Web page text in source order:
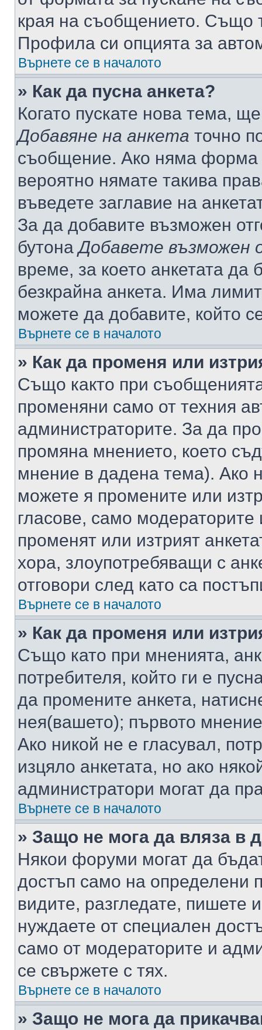
края на съобщението. Също
Профила си опцията за
Върнете се в началото
» Как да пусна анкета?
Когато пускате нова тема,
Добавяне на анкета точно
съобщение. Ако няма форма
вероятно нямате такива
въведете заглавие на
За да добавите възможен
бутонаДобавете възможен
време, за което анкетата да
безкрайна анкета. Има
можете да добавите, който
Върнете се в началото
» Как да променя или
Също както при
променяни само от техния
администраторите. За да
промяна мнението, което
мнение в дадена тема). Ако
можете я промените или
гласове, само
променят или изтрият
хора, злоупотребяващи с
отговори след като са
Върнете се в началото
» Как да променя или
Също като при мненията,
потребителя, който ги е
да промените анкета,
нея(вашето); първото
Ако никой не е гласувал,
изцяло анкетата, но ако
администратори могат да
Върнете се в началото
» Защо не мога да вляза в
Някои форуми могат да
достъп само на определени
видите, разгледате, пишете
нуждаете от специален
само от модераторите и
се свържете с тях.
Върнете се в началото
» Защо не мога да